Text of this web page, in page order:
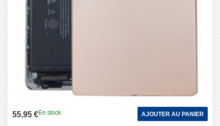
55,95 €En stock AJOUTER AU PANIER